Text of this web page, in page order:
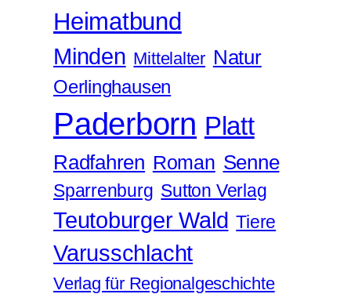
Heimatbund
Minden Mittelalter Natur
Oerlinghausen
Paderborn Platt
Radfahren Roman Senne
Sparrenburg Sutton Verlag
Teutoburger Wald Tiere
Varusschlacht
Verlag für Regionalgeschichte